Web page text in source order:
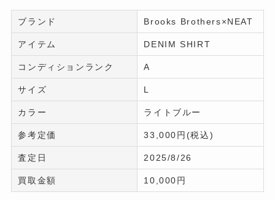
ブランド Brooks Brothers×NEAT
アイテム DENIM SHIRT
コンディションランク A
サイズ L
カラー ライトブルー
参考定価 33,000円(税込)
査定日 2025/8/26
買取金額 10,000円